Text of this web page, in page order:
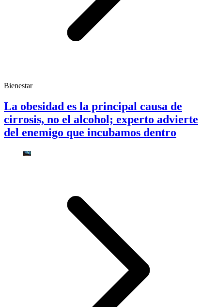
Bienestar
La obesidad es la principal causa de
cirrosis, no el alcohol; experto advierte
del enemigo que incubamos dentro